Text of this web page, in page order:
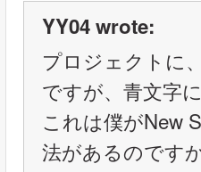
YY04 wrote:
プロジェクトに
ですが、青文字
これは僕がNew
法があるのです